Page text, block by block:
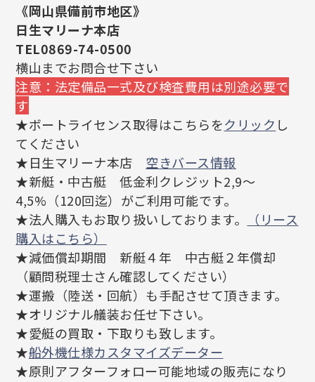
《岡山県備前市地区》
日生マリーナ本店
TEL0869-74-0500
横山までお問合せ下さい
注意：法定備品一式及び検査費用は別途必要で
す
★ボートライセンス取得はこちらをクリック し
てください
★日生マリーナ本店 空きバース情報
★新艇・中古艇 低金利クレジット2,9～
4,5%（120回迄）がご利用可能です。
★法人購入もお取り扱いしております。
（リース
購入はこちら）
★減価償却期間 新艇４年 中古艇２年償却
（顧問税理士さん確認してください）
★運搬（陸送・回航）も手配させて頂きます。
★オリジナル艤装お任せ下さい。
★愛艇の買取・下取りも致します。
★船外機仕様カスタマイズデーター
★原則アフターフォロー可能地域の販売になり